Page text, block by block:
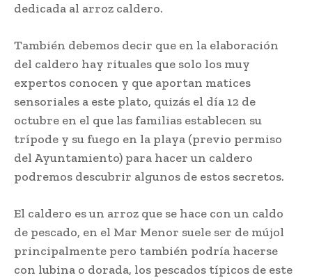
dedicada al arroz caldero.
También debemos decir que en la elaboración
del caldero hay rituales que solo los muy
expertos conocen y que aportan matices
sensoriales a este plato, quizás el día 12 de
octubre en el que las familias establecen su
trípode y su fuego en la playa (previo permiso
del Ayuntamiento) para hacer un caldero
podremos descubrir algunos de estos secretos.
El caldero es un arroz que se hace con un caldo
de pescado, en el Mar Menor suele ser de mújol
principalmente pero también podría hacerse
con lubina o dorada, los pescados típicos de este